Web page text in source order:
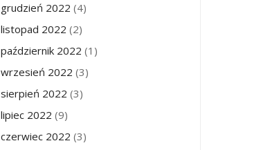
grudzień 2022 (4)
listopad 2022 (2)
październik 2022 (1)
wrzesień 2022 (3)
sierpień 2022 (3)
lipiec 2022 (9)
czerwiec 2022 (3)